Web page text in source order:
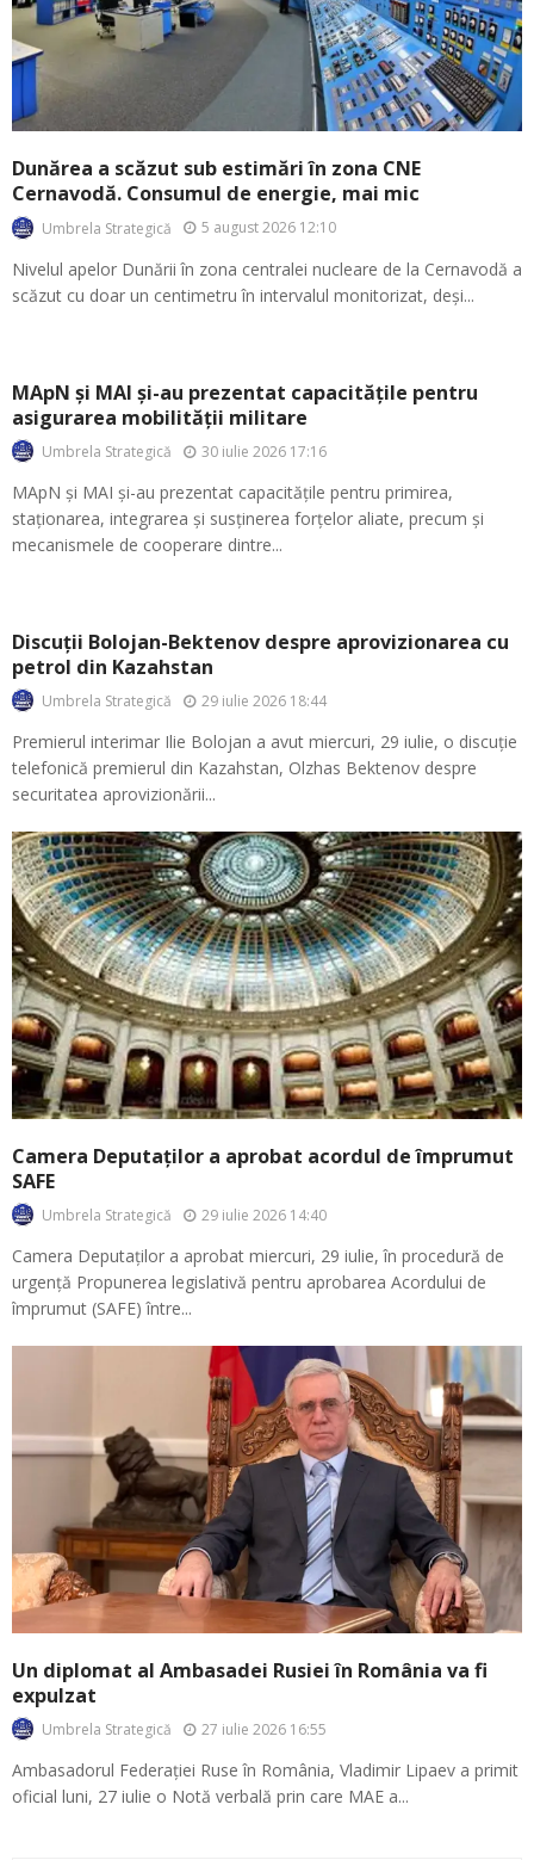
Dunărea a scăzut sub estimări în zona CNE
Cernavodă. Consumul de energie, mai mic
Umbrela Strategică 5 august 2026 12:10
Nivelul apelor Dunării în zona centralei nucleare de la Cernavodă a
scăzut cu doar un centimetru în intervalul monitorizat, deși...
MApN și MAI și-au prezentat capacitățile pentru
asigurarea mobilității militare
Umbrela Strategică 30 iulie 2026 17:16
MApN și MAI și-au prezentat capacitățile pentru primirea,
staționarea, integrarea și susținerea forțelor aliate, precum și
mecanismele de cooperare dintre...
Discuții Bolojan-Bektenov despre aprovizionarea cu
petrol din Kazahstan
Umbrela Strategică 29 iulie 2026 18:44
Premierul interimar Ilie Bolojan a avut miercuri, 29 iulie, o discuție
telefonică premierul din Kazahstan, Olzhas Bektenov despre
securitatea aprovizionării...
Camera Deputaților a aprobat acordul de împrumut
SAFE
Umbrela Strategică 29 iulie 2026 14:40
Camera Deputaților a aprobat miercuri, 29 iulie, în procedură de
urgență Propunerea legislativă pentru aprobarea Acordului de
împrumut (SAFE) între...
Un diplomat al Ambasadei Rusiei în România va fi
expulzat
Umbrela Strategică 27 iulie 2026 16:55
Ambasadorul Federației Ruse în România, Vladimir Lipaev a primit
oficial luni, 27 iulie o Notă verbală prin care MAE a...